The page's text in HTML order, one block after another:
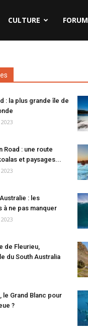
CULTURE FORUM
: la plus grande île de
Road : une route
et paysages...
: les
à ne pas manquer
de Fleurieu,
du South Australia
le Grand Blanc pour
?